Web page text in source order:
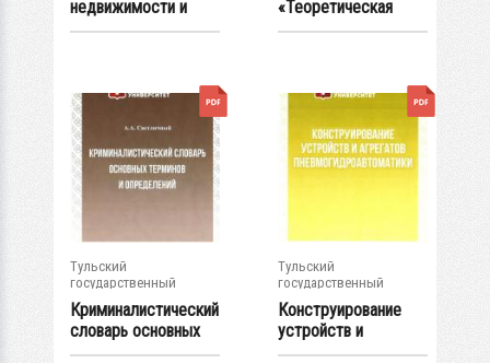
недвижимости и
мониторинг
«Теоретическая
механика»
Тульский
государственный
университет
Криминалистический
словарь основных
терминов и...
Тульский
государственный
университет
Конструирование
устройств и
агрегатов...